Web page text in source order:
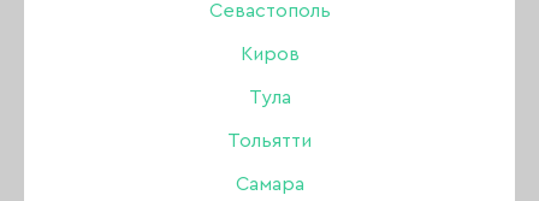
Севастополь
Киров
Тула
Тольятти
Самара
Полный ассортимент колпачков и основ